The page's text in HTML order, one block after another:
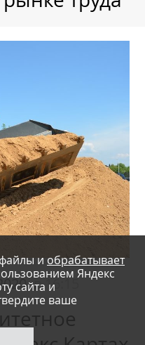
в 16:15
и обрабатывает
Яндекс
сайта и
ваше